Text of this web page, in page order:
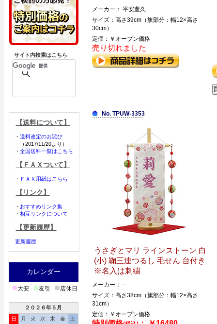
サイト内検索はこちら
【送料について】
・ 送料改定のお詫び
（2017/11/20より）
・ 全国送料一覧はこちら
【ＦＡＸついて】
・ ＦＡＸ用紙はこちら
【リンク】
・ おすすめリンク集
・ 相互リンクについて
【更新履歴】
更新履歴
カレンダー
■大安 ■友引 ■店休日
２０２６年５月
日
月 火 水 木 金
土
メーカー： 平安豊久
サイズ：高さ39cm（旗部分：幅12×高さ
30cm）
定価：￥オープン価格
売り切れました
No. TPUW-3353
うさぎとマリ ラインストーン 白
(小) 鞠三連つるし 毛せん 台付き
※名入は刺繍
メーカー： -
サイズ：高さ38cm（旗部分：幅12×高さ
31cm）
定価：￥オープン価格